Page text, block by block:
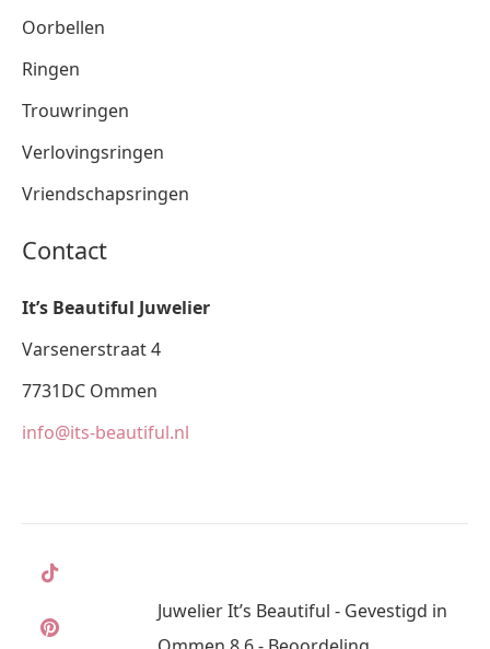
Oorbellen
Ringen
Trouwringen
Verlovingsringen
Vriendschapsringen
Contact
It’s Beautiful Juwelier
Varsenerstraat 4
7731DC Ommen
info@its-beautiful.nl
Juwelier It’s Beautiful - Gevestigd in